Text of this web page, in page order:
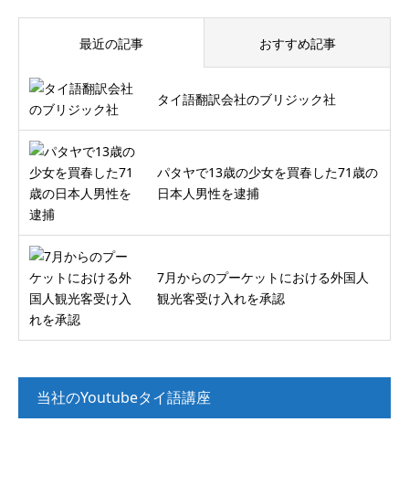
最近の記事 おすすめ記事
タイ語翻訳会社のブリジック社
パタヤで13歳の少女を買春した71歳の
日本人男性を逮捕
7月からのプーケットにおける外国人
観光客受け入れを承認
当社のYoutubeタイ語講座